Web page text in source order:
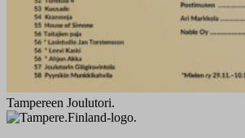
Tampereen Joulutori.